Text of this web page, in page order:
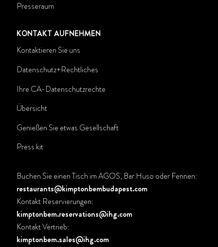
Presseraum
KONTAKT AUFNEHMEN
Kontaktieren Sie uns
Datenschutz+Rechtliches
Ihre CA-Datenschutzrechte
Übersicht
Genießen Sie etwas Gesellschaft
Press kit
Buchen Sie einen Tisch im AGOS, Bar Huso oder Fennen:
restaurants@kimptonbembudapest.com
Kontakt Reservierungen:
kimptonbem.reservations@ihg.com
Kontakt Vertrieb:
kimptonbem.sales@ihg.com